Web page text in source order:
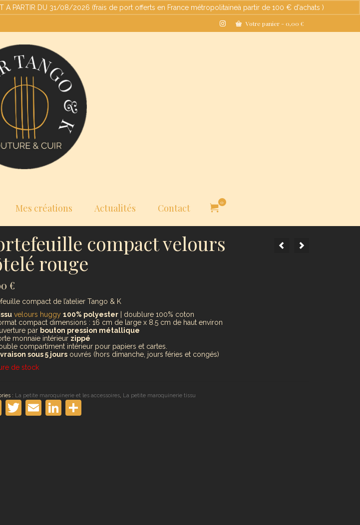
A PARTIR DU 31/08/2026 (frais de port offerts en France métropolitaineà partir de 100 € d'achats )
Votre panier - 0,00 €
Mes créations Actualités Contact 0
compact velours
rouge
€
compact de l’atelier Tango & K
velours huggy 100% polyester| doublure 100% coton
compact dimensions : 16 cm de large x 8.5 cm de haut environ
par bouton pression métallique
monnaie intérieur zippé
compartiment intérieur pour papiers et cartes.
sous 5 joursouvrés (hors dimanche, jours féries et congés)
de stock
: La petite maroquinerie et les accessoires, La petite maroquinerie tissu
Facebook
Twitter
EmailLinkedIn
Partager